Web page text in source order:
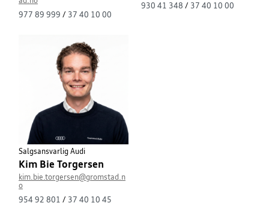
977 89 999 / 37 40 10 00
930 41 348 / 37 40 10 00
Salgsansvarlig Audi
Kim Bie Torgersen
kim.bie.torgersen@gromstad.n
o
954 92 801 / 37 40 10 45